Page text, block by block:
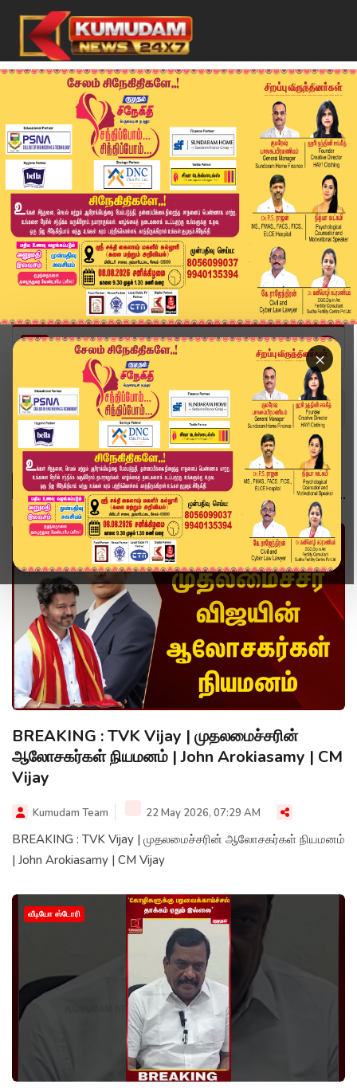
×
Home Topics
BREAKING : TVK Vijay | முதலமைச்சரின்
ஆலோசகர்கள் நியமனம் | John Arokiasamy | CM
Vijay
Kumudam Team 22 May 2026, 07:29 AM
BREAKING : TVK Vijay | முதலமைச்சரின் ஆலோசகர்கள் நியமனம்
| John Arokiasamy | CM Vijay
வீடியோ ஸ்டோரி